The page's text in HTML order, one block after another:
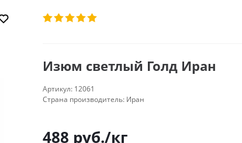
Изюм светлый Голд Иран
Артикул: 12061
Страна производитель: Иран
488 руб./кг